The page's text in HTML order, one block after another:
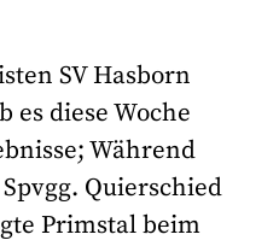
SV Hasborn
es diese Woche
Während
Quierschied
Primstal beim